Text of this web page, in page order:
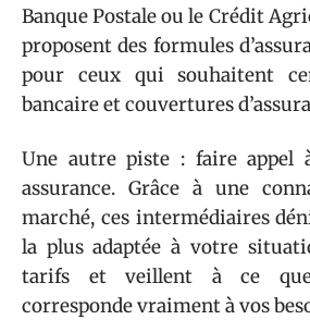
Banque Postale ou le Crédit
proposent des formules
pour ceux qui souhaitent
bancaire et couvertures
Une autre piste : faire appel
assurance. Grâce à une
marché, ces intermédiaires
la plus adaptée à votre
tarifs et veillent à ce
corresponde vraiment à vos